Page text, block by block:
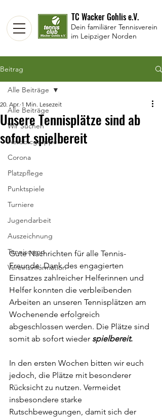
TC Wacker Gohlis e.V.
Dein familiärer Tennisverein
im Leipziger Norden
Beitrag
Alle Beiträge
Wir Suchen
Aerobicgruppe
Corona
Platzpflege
Punktspiele
Turniere
Jugendarbeit
Auszeichnung
Tenniscamp
Vereinsinformation
Alle Beiträge
Unsere Tennisplätze sind ab
sofort spielbereit
20. Apr. 1 Min. Lesezeit
Gute Nachrichten für alle Tennis-
Freunde: Dank des engagierten
Einsatzes zahlreicher Helferinnen und
Helfer konnten die verbleibenden
Arbeiten an unseren Tennisplätzen am
Wochenende erfolgreich
abgeschlossen werden. Die Plätze sind
somit ab sofort wieder spielbereit.
In den ersten Wochen bitten wir euch
jedoch, die Plätze mit besonderer
Rücksicht zu nutzen. Vermeidet
insbesondere starke
Rutschbewegungen, damit sich der